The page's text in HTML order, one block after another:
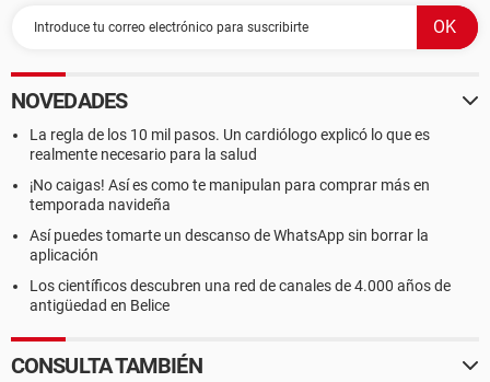
NOVEDADES
La regla de los 10 mil pasos. Un cardiólogo explicó lo que es
realmente necesario para la salud
¡No caigas! Así es como te manipulan para comprar más en
temporada navideña
Así puedes tomarte un descanso de WhatsApp sin borrar la
aplicación
Los científicos descubren una red de canales de 4.000 años de
antigüedad en Belice
CONSULTA TAMBIÉN